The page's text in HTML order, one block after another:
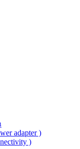
adapter )
)